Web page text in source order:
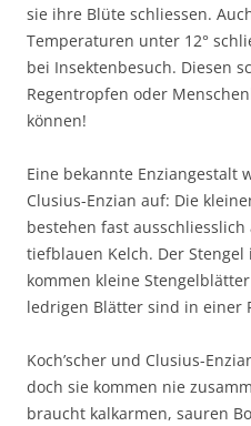
sie ihre Blüte schliessen.
Temperaturen unter 12°
bei Insektenbesuch. Diesen
Regentropfen oder
können!
Eine bekannte Enziangestalt
Clusius-Enzian auf: Die
bestehen fast
tiefblauen Kelch. Der
kommen kleine
ledrigen Blätter sind in einer
Koch’scher und Clusius-
doch sie kommen nie
braucht kalkarmen, sauren